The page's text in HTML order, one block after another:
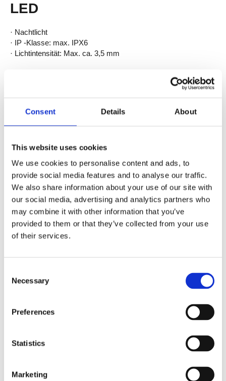
Consent Details About
This website uses cookies
We use cookies to personalise content and ads, to
provide social media features and to analyse our traffic.
We also share information about your use of our site with
our social media, advertising and analytics partners who
may combine it with other information that you’ve
provided to them or that they’ve collected from your use
of their services.
Selection
Necessary
Preferences
Statistics
Marketing
LED
· Nachtlicht
· IP -Klasse: max. IPX6
· Lichtintensität: Max. ca. 3,5 mm
Datenblatt
2d/3d
Lichtintensität: 450 ± 20 Lux
Lichtfarbe: Kaltweiß (Kelvin 10000-12000)
LED-Lebensdauer: 20.000 Stunden (max.)
Stecker: optional
Glasart: mattiert
Stromverbrauch: 5 V: < 5 mA, 36 V: < 10 mA